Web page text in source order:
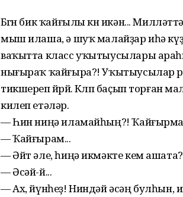
Бөгөн бик ҡайғылы көн икән...
мыш илаша, ә шуҡ малайҙар иһә
ваҡытта класс уҡытыусылары
нығыраҡ ҡайғыра?! Уҡытыусылар
тикшереп йөрөй. Көлөп баҫып
килеп етәләр.
— Һин ниңә иламайһың?!
— Ҡайғырам...
— Әйт әле, һиңә икмәкте кем ашата?
— Әсәй-й...
— Ах, йүнһеҙ! Ниндәй әсәң булһын,